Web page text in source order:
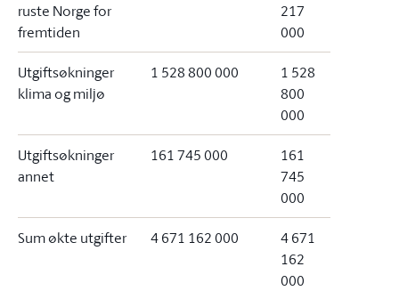
ruste Norge for
fremtiden
217
000
Utgiftsøkninger
klima og miljø
1 528 800 000
1 528
800
000
Utgiftsøkninger
annet
161 745 000
161
745
000
Sum økte utgifter 4 671 162 000
4 671
162
000